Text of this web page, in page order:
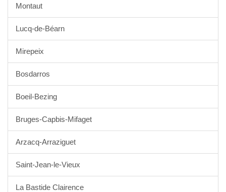
Montaut
Lucq-de-Béarn
Mirepeix
Bosdarros
Boeil-Bezing
Bruges-Capbis-Mifaget
Arzacq-Arraziguet
Saint-Jean-le-Vieux
La Bastide Clairence